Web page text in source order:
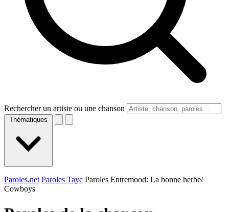
Rechercher un artiste ou une chanson
Thématiques
Paroles.net Paroles Tayc Paroles Entremood: La bonne herbe/
Cowboys